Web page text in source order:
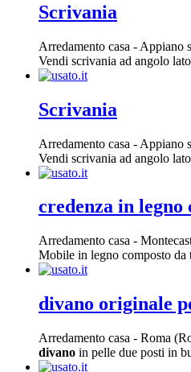
Scrivania
Arredamento casa - Appiano
Vendi scrivania ad angolo
Scrivania
Arredamento casa - Appiano
Vendi scrivania ad angolo
credenza in legno
Arredamento casa -
Mobile in legno composto da
divano originale
Arredamento casa - Roma
divano in pelle due posti in